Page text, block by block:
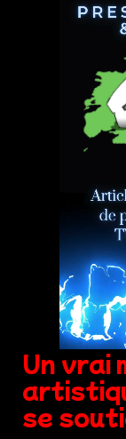
Un vrai
se